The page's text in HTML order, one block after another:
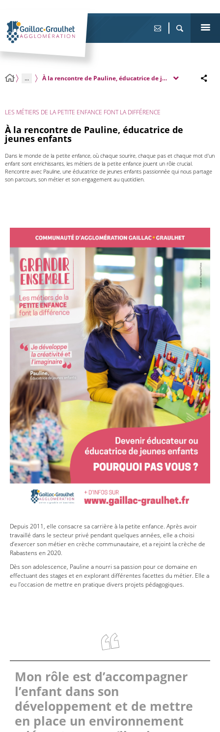
... À la rencontre de Pauline, éducatrice de jeunes enfants
LES MÉTIERS DE LA PETITE ENFANCE FONT LA DIFFÉRENCE
À la rencontre de Pauline, éducatrice de
jeunes enfants
Dans le monde de la petite enfance, où chaque sourire, chaque pas et chaque mot d'un
enfant sont enrichissants, les métiers de la petite enfance jouent un rôle crucial.
Rencontre avec Pauline, une éducatrice de jeunes enfants passionnée qui nous partage
son parcours, son métier et son engagement au quotidien.
Depuis 2011, elle consacre sa carrière à la petite enfance. Après avoir
travaillé dans le secteur privé pendant quelques années, elle a choisi
d’exercer son métier en crèche communautaire, et a rejoint la crèche de
Rabastens en 2020.
Dès son adolescence, Pauline a nourri sa passion pour ce domaine en
effectuant des stages et en explorant différentes facettes du métier. Elle a
eu l’occasion de mettre en pratique divers projets pédagogiques.
Mon rôle est d’accompagner
l’enfant dans son
développement et de mettre
en place un environnement